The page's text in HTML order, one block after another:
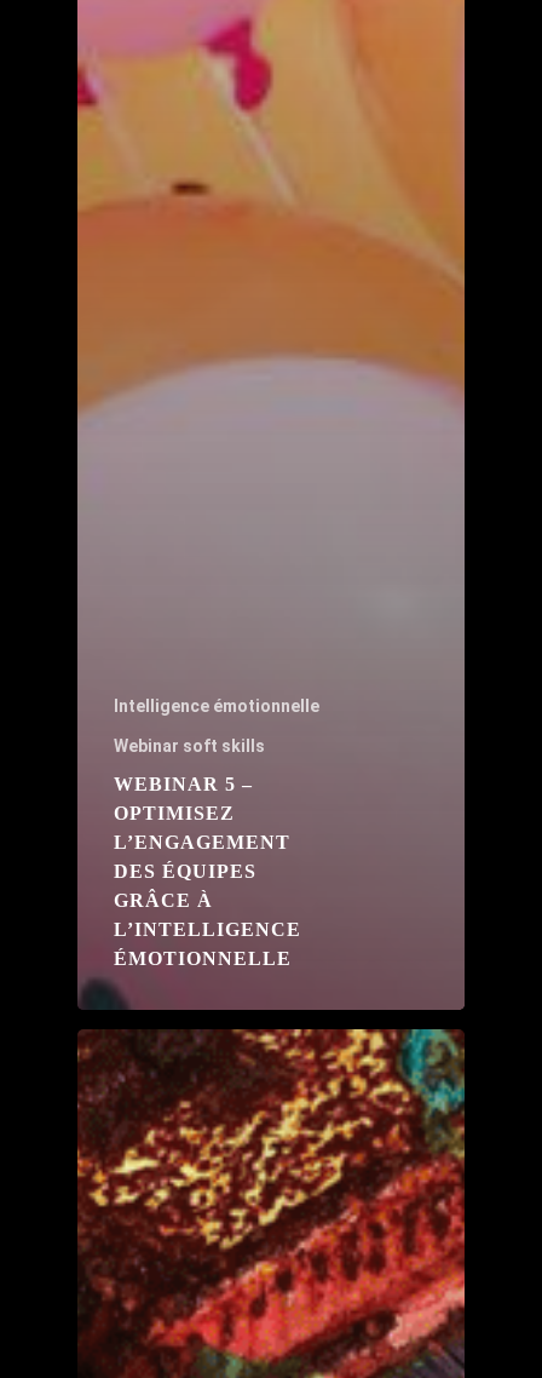
Intelligence émotionnelle
Webinar soft skills
WEBINAR 5 –
OPTIMISEZ
L’ENGAGEMENT
DES ÉQUIPES
GRÂCE À
L’INTELLIGENCE
ÉMOTIONNELLE